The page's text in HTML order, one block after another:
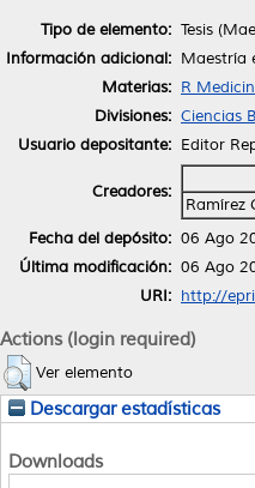
Tipo de elemento: Tesis
Información adicional: Maestría
Materias: R
Divisiones: Ciencias
Usuario depositante: Editor
Creadores:
Ramírez
Fecha del depósito: 06 Ago
Última modificación: 06 Ago
URI: http://
Actions (login required)
Ver elemento
Descargar estadísticas
Downloads